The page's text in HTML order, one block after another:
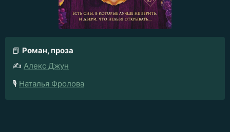
📕 Роман, проза
✍️ Алекс Джун
🎙️ Наталья Фролова